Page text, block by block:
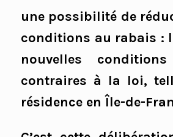
une possibilité de
conditions au rabais :
nouvelles
contraires à la loi,
résidence en Île-de-